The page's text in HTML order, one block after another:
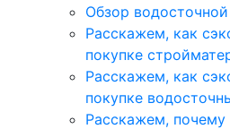
Обзор
Расскажем, как
покупке
Расскажем, как
покупке
Расскажем,